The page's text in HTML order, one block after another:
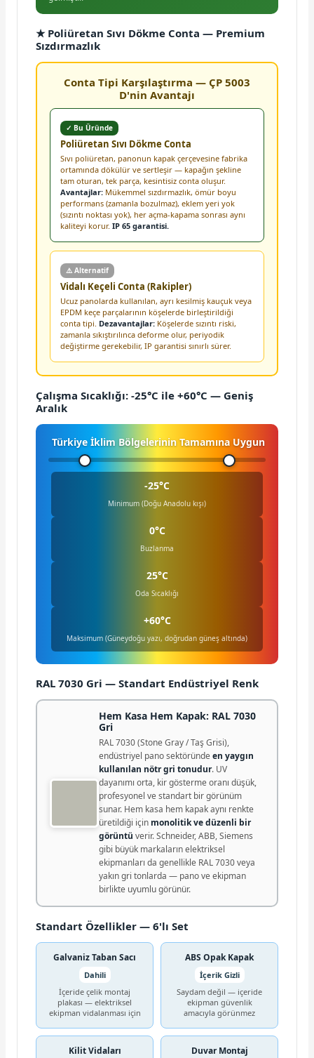
★ Poliüretan Sıvı Dökme Conta — Premium
Sızdırmazlık
Conta Tipi Karşılaştırma — ÇP 5003
D'nin Avantajı
✓ Bu Üründe
Poliüretan Sıvı Dökme Conta
Sıvı poliüretan, panonun kapak çerçevesine fabrika
ortamında dökülür ve sertleşir — kapağın şekline
tam oturan, tek parça, kesintisiz conta oluşur.
Avantajlar: Mükemmel sızdırmazlık, ömür boyu
performans (zamanla bozulmaz), eklem yeri yok
(sızıntı noktası yok), her açma-kapama sonrası aynı
kaliteyi korur. IP 65 garantisi.
⚠️ Alternatif
Vidalı Keçeli Conta (Rakipler)
Ucuz panolarda kullanılan, ayrı kesilmiş kauçuk veya
EPDM keçe parçalarının köşelerde birleştirildiği
conta tipi. Dezavantajlar: Köşelerde sızıntı riski,
zamanla sıkıştırılınca deforme olur, periyodik
değiştirme gerekebilir, IP garantisi sınırlı sürer.
Çalışma Sıcaklığı: -25°C ile +60°C — Geniş
Aralık
Türkiye İklim Bölgelerinin Tamamına Uygun
-25°C
Minimum (Doğu Anadolu kışı)
0°C
Buzlanma
25°C
Oda Sıcaklığı
+60°C
Maksimum (Güneydoğu yazı, doğrudan güneş altında)
RAL 7030 Gri — Standart Endüstriyel Renk
Hem Kasa Hem Kapak: RAL 7030
Gri
RAL 7030 (Stone Gray / Taş Grisi),
endüstriyel pano sektöründeen yaygın
kullanılan nötr gri tonudur. UV
dayanımı orta, kir gösterme oranı düşük,
profesyonel ve standart bir görünüm
sunar. Hem kasa hem kapak aynı renkte
üretildiği için monolitik ve düzenli bir
görüntü verir. Schneider, ABB, Siemens
gibi büyük markaların elektriksel
ekipmanları da genellikle RAL 7030 veya
yakın gri tonlarda — pano ve ekipman
birlikte uyumlu görünür.
Standart Özellikler — 6'lı Set
Galvaniz Taban Sacı
Dahili
İçeride çelik montaj
plakası — elektriksel
ekipman vidalanması için
ABS Opak Kapak
İçerik Gizli
Saydam değil — içeride
ekipman güvenlik
amacıyla görünmez
Kilit Vidaları Duvar Montaj